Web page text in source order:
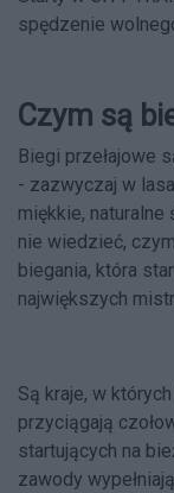
spędzenie
Czym są
Biegi przełajowe
- zazwyczaj w
miękkie, naturalne
nie wiedzieć,
biegania, która
największych
Są kraje, w
przyciągają
startujących na
zawody